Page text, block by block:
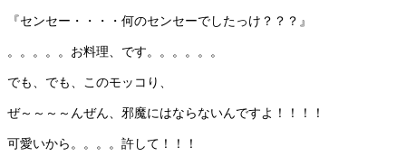
『センセー・・・・何のセンセーでしたっけ？？？』
。。。。。お料理、です。。。。。。
でも、でも、このモッコり、
ぜ～～～～んぜん、邪魔にはならないんですよ！！！！
可愛いから。。。。許して！！！